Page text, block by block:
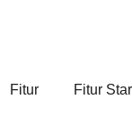
Fitur Fitur